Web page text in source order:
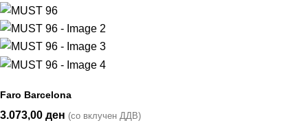
Faro Barcelona
3.073,00 ден (со вклучен ДДВ)